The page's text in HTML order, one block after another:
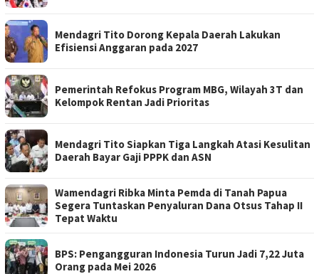
Mendagri Tito Dorong Kepala Daerah Lakukan
Efisiensi Anggaran pada 2027
Pemerintah Refokus Program MBG, Wilayah 3T dan
Kelompok Rentan Jadi Prioritas
Mendagri Tito Siapkan Tiga Langkah Atasi Kesulitan
Daerah Bayar Gaji PPPK dan ASN
Wamendagri Ribka Minta Pemda di Tanah Papua
Segera Tuntaskan Penyaluran Dana Otsus Tahap II
Tepat Waktu
BPS: Pengangguran Indonesia Turun Jadi 7,22 Juta
Orang pada Mei 2026